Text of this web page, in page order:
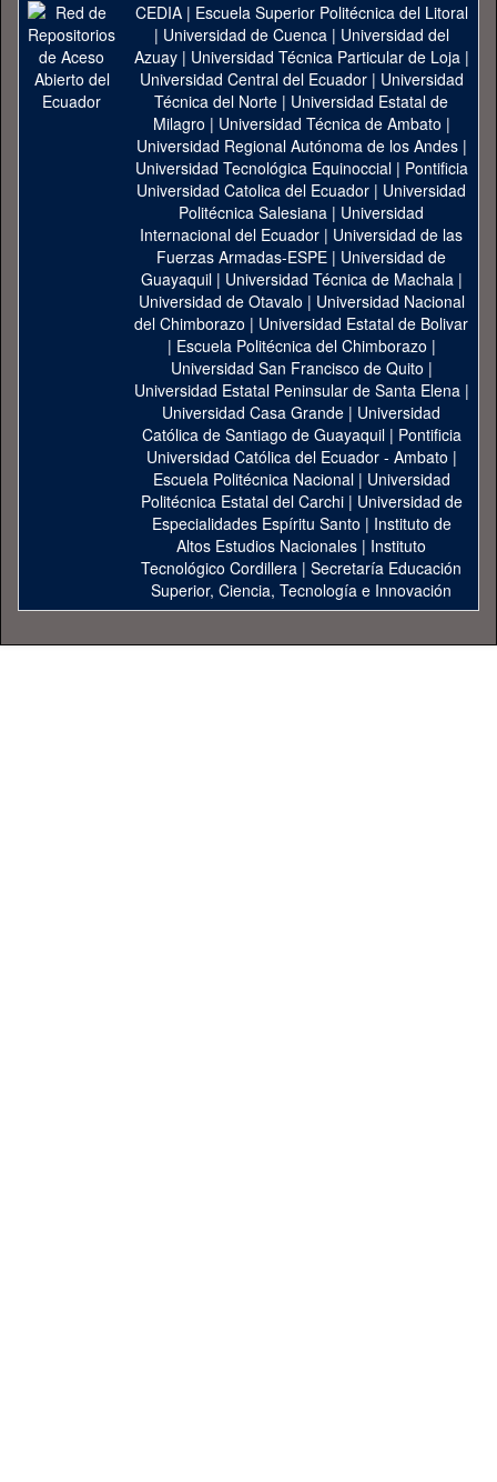
CEDIA| Escuela Superior Politécnica del Litoral
| Universidad de Cuenca| Universidad del
Azuay| Universidad Técnica Particular de Loja|
Universidad Central del Ecuador| Universidad
Técnica del Norte | Universidad Estatal de
Milagro | Universidad Técnica de Ambato |
Universidad Regional Autónoma de los Andes|
Universidad Tecnológica Equinoccial| Pontificia
Universidad Catolica del Ecuador | Universidad
Politécnica Salesiana | Universidad
Internacional del Ecuador | Universidad de las
Fuerzas Armadas-ESPE | Universidad de
Guayaquil| Universidad Técnica de Machala|
Universidad de Otavalo | Universidad Nacional
del Chimborazo | Universidad Estatal de Bolivar
| Escuela Politécnica del Chimborazo |
Universidad San Francisco de Quito |
Universidad Estatal Peninsular de Santa Elena|
Universidad Casa Grande | Universidad
Católica de Santiago de Guayaquil| Pontificia
Universidad Católica del Ecuador - Ambato |
Escuela Politécnica Nacional| Universidad
Politécnica Estatal del Carchi| Universidad de
Especialidades Espíritu Santo | Instituto de
Altos Estudios Nacionales | Instituto
Tecnológico Cordillera | Secretaría Educación
Superior, Ciencia, Tecnología e Innovación